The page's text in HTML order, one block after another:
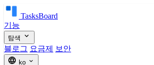
TasksBoard
기능
탐색 expand_more
블로그 요금제 보안
language ko expand_more